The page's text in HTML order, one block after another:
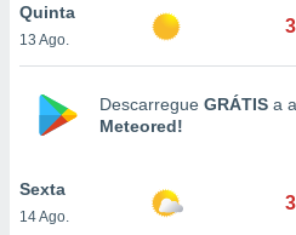
a
Quinta
13 Ago.
Descarregue GRÁTIS a
Meteored!
Sexta
14 Ago.